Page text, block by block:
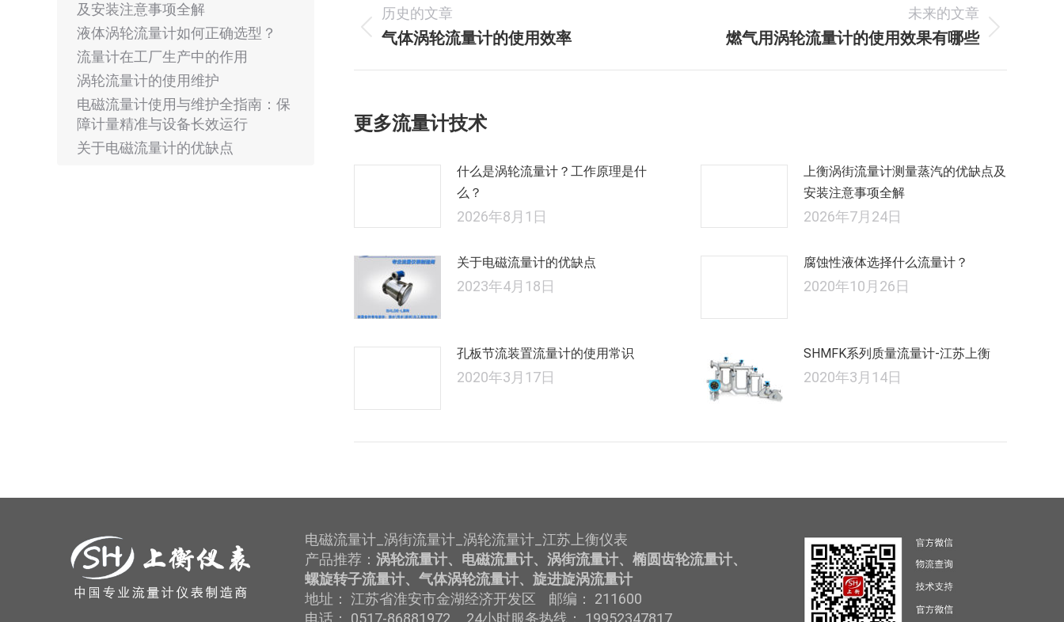
章
导
历史的文章
历
章：
气体涡轮流量计的使用效率
未来的文章
燃气用涡轮流量计的使用效果有哪些
更多流量计技术
什么是涡轮流量计？工作原理是什
么？
2026年8月1日
上衡涡街流量计测量蒸汽的优缺点及
安装注意事项全解
2026年7月24日
关于电磁流量计的优缺点
2023年4月18日
腐蚀性液体选择什么流量计？
2020年10月26日
孔板节流装置流量计的使用常识
2020年3月17日
SHMFK系列质量流量计-江苏上衡
2020年3月14日
及安装注意事项全解
液体涡轮流量计如何正确选型？
流量计在工厂生产中的作用
涡轮流量计的使用维护
电磁流量计使用与维护全指南：保
障计量精准与设备长效运行
关于电磁流量计的优缺点
电磁流量计_涡街流量计_涡轮流量计_江苏上衡仪表
产品推荐： 涡轮流量计、电磁流量计、涡街流量计、椭圆齿轮流量计、
螺旋转子流量计、气体涡轮流量计、旋进旋涡流量计
地址： 江苏省淮安市金湖经济开发区 邮编： 211600
电话： 0517-86881972 24小时服务热线： 19952347817